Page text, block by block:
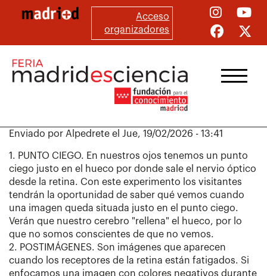
principal
Acceso
organizadores
Enviado por Alpedrete el Jue, 19/02/2026 - 13:41
1. PUNTO CIEGO. En nuestros ojos tenemos un punto
ciego justo en el hueco por donde sale el nervio óptico
desde la retina. Con este experimento los visitantes
tendrán la oportunidad de saber qué vemos cuando
una imagen queda situada justo en el punto ciego.
Verán que nuestro cerebro "rellena" el hueco, por lo
que no somos conscientes de que no vemos.
2. POSTIMÁGENES. Son imágenes que aparecen
cuando los receptores de la retina están fatigados. Si
enfocamos una imagen con colores negativos durante